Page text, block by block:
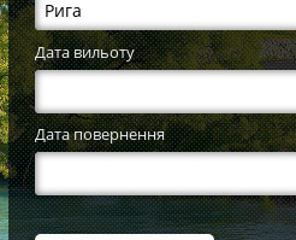
Дата вильоту
Дата повернення